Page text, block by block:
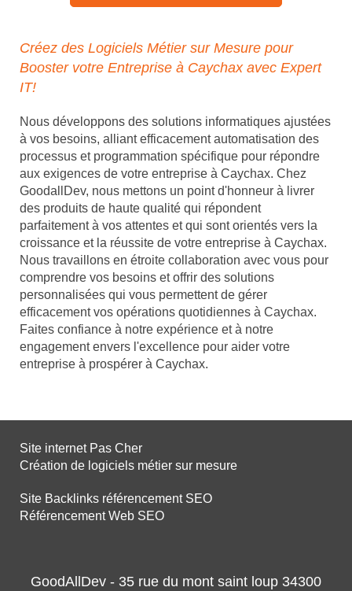
Créez des Logiciels Métier sur Mesure pour
Booster votre Entreprise à Caychax avec Expert
IT!
Nous développons des solutions informatiques ajustées
à vos besoins, alliant efficacement automatisation des
processus et programmation spécifique pour répondre
aux exigences de votre entreprise à Caychax. Chez
GoodallDev, nous mettons un point d'honneur à livrer
des produits de haute qualité qui répondent
parfaitement à vos attentes et qui sont orientés vers la
croissance et la réussite de votre entreprise à Caychax.
Nous travaillons en étroite collaboration avec vous pour
comprendre vos besoins et offrir des solutions
personnalisées qui vous permettent de gérer
efficacement vos opérations quotidiennes à Caychax.
Faites confiance à notre expérience et à notre
engagement envers l'excellence pour aider votre
entreprise à prospérer à Caychax.
Site internet Pas Cher
Création de logiciels métier sur mesure
Site Backlinks référencement SEO
Référencement Web SEO
GoodAllDev - 35 rue du mont saint loup 34300